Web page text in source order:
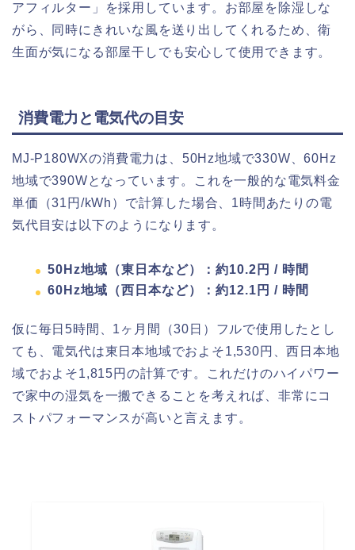
アフィルター」を採用しています。お部屋を除湿しな
がら、同時にきれいな風を送り出してくれるため、衛
生面が気になる部屋干しでも安心して使用できます。
消費電力と電気代の目安
MJ-P180WXの消費電力は、50Hz地域で330W、60Hz
地域で390Wとなっています。これを一般的な電気料金
単価（31円/kWh）で計算した場合、1時間あたりの電
気代目安は以下のようになります。
50Hz地域（東日本など）：約10.2円 / 時間
60Hz地域（西日本など）：約12.1円 / 時間
仮に毎日5時間、1ヶ月間（30日）フルで使用したとし
ても、電気代は東日本地域でおよそ1,530円、西日本地
域でおよそ1,815円の計算です。これだけのハイパワー
で家中の湿気を一搬できることを考えれば、非常にコ
ストパフォーマンスが高いと言えます。